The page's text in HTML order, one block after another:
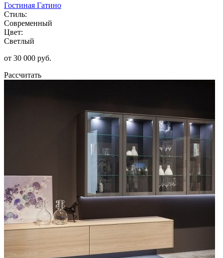
Гостиная Гатино
Стиль:
Современный
Цвет:
Светлый
от 30 000 руб.
Рассчитать